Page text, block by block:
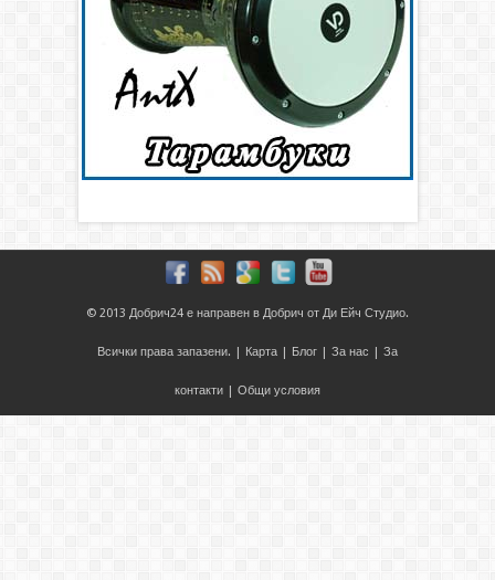
© 2013 Добрич24 е направен в Добрич от Ди Ейч Студио.
Всички права запазени. | Карта | Блог | За нас | За
контакти | Общи условия